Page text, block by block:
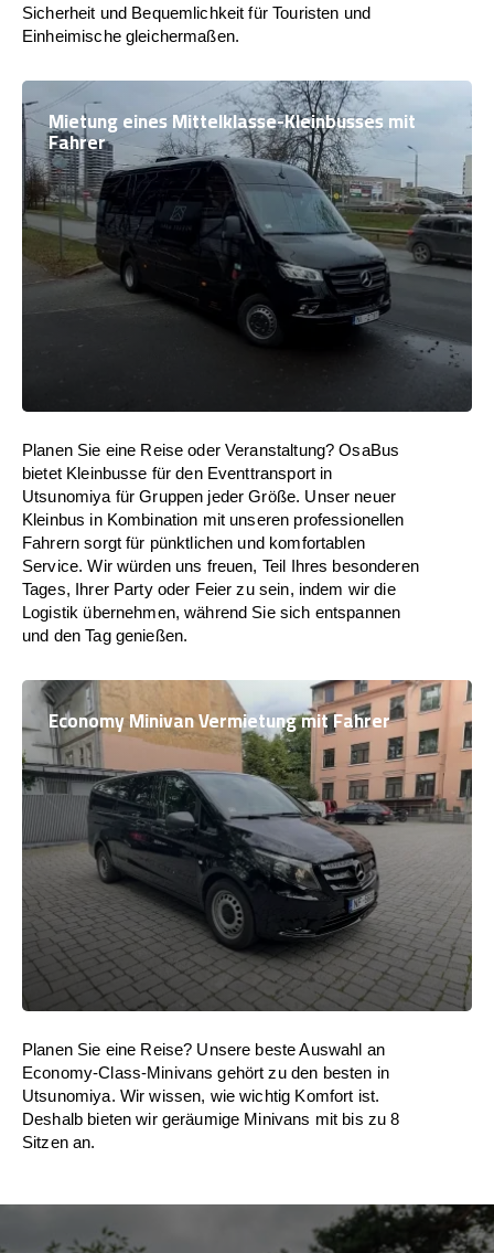
Sicherheit und Bequemlichkeit für Touristen und
Einheimische gleichermaßen.
Mietung eines Mittelklasse-Kleinbusses mit
Fahrer
Planen Sie eine Reise oder Veranstaltung? OsaBus
bietet Kleinbusse für den Eventtransport in
Utsunomiya für Gruppen jeder Größe. Unser neuer
Kleinbus in Kombination mit unseren professionellen
Fahrern sorgt für pünktlichen und komfortablen
Service. Wir würden uns freuen, Teil Ihres besonderen
Tages, Ihrer Party oder Feier zu sein, indem wir die
Logistik übernehmen, während Sie sich entspannen
und den Tag genießen.
Economy Minivan Vermietung mit Fahrer
Planen Sie eine Reise? Unsere beste Auswahl an
Economy-Class-Minivans gehört zu den besten in
Utsunomiya. Wir wissen, wie wichtig Komfort ist.
Deshalb bieten wir geräumige Minivans mit bis zu 8
Sitzen an.